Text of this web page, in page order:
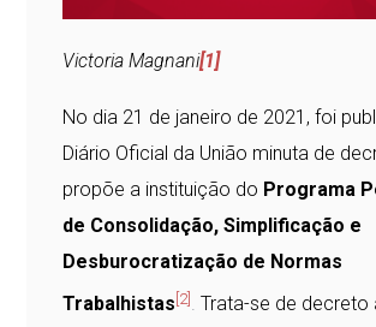
Victoria Magnani[1]
No dia 21 de janeiro de 2021, foi
Diário Oficial da União minuta de
propõe a instituição do Programa
de Consolidação, Simplificação e
Desburocratização de Normas
Trabalhistas [2] . Trata-se de decreto